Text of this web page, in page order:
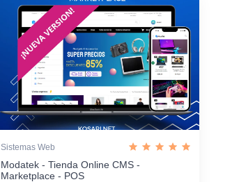
Sistemas Web
Modatek - Tienda Online CMS -
Marketplace - POS